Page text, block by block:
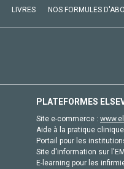
LIVRES NOS FORMULES
PLATEFORMES
Site e-commerce :
Aide à la pratique
Portail pour les
Site d'information sur
E-learning pour les